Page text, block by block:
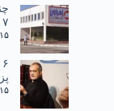
۱۵ مرداد ۱۴۰۵
۱۵ مرداد ۱۴۰۵